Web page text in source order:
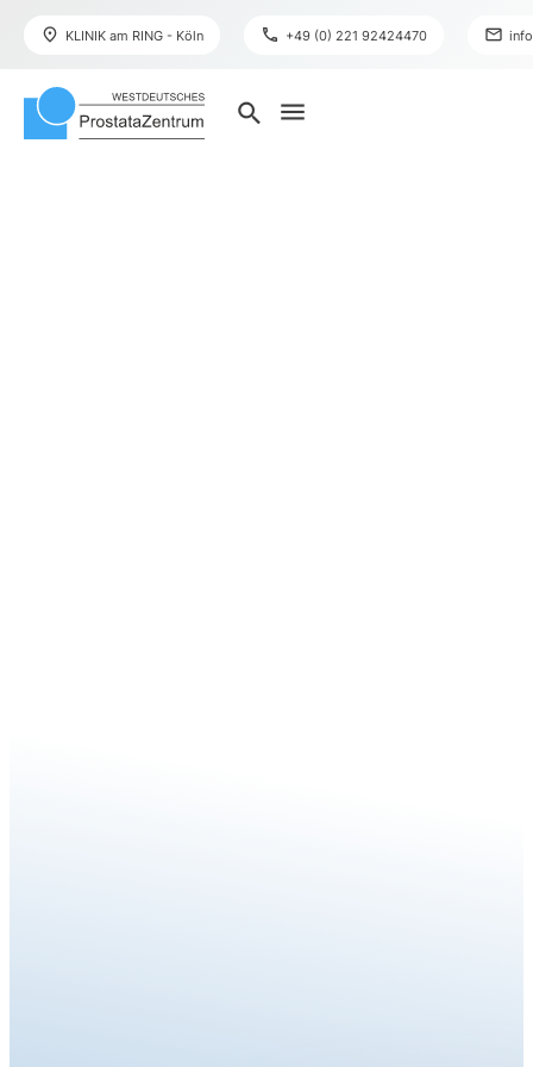
place KLINIK am RING - Köln phone +49 (0) 221 92424470 mail
search menu